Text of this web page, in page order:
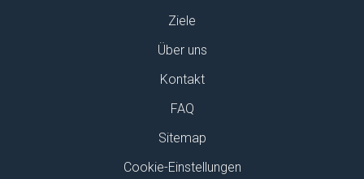
Ziele
Über uns
Kontakt
FAQ
Sitemap
Cookie-Einstellungen